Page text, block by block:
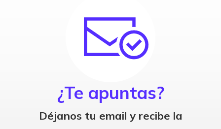
¿Te apuntas?
Déjanos tu email y recibe la